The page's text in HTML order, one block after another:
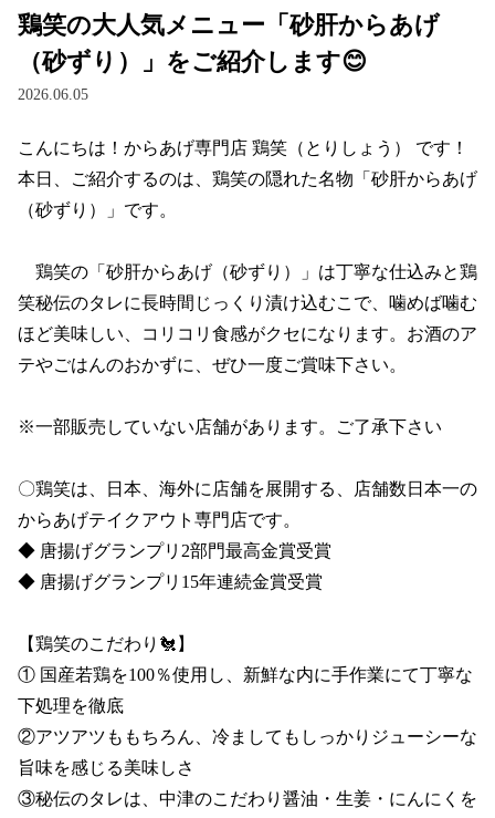
鶏笑の大人気メニュー「砂肝からあげ
（砂ずり）」をご紹介します😊
2026.06.05
こんにちは！からあげ専門店 鶏笑（とりしょう） です！
本日、ご紹介するのは、鶏笑の隠れた名物「砂肝からあげ
（砂ずり）」です。
鶏笑の「砂肝からあげ（砂ずり）」は丁寧な仕込みと鶏
笑秘伝のタレに長時間じっくり漬け込むこで、噛めば噛む
ほど美味しい、コリコリ食感がクセになります。お酒のア
テやごはんのおかずに、ぜひ一度ご賞味下さい。
※一部販売していない店舗があります。ご了承下さい
〇鶏笑は、日本、海外に店舗を展開する、店舗数日本一の
からあげテイクアウト専門店です。
◆ 唐揚げグランプリ2部門最高金賞受賞
◆ 唐揚げグランプリ15年連続金賞受賞
【鶏笑のこだわり🐔】
① 国産若鶏を100％使用し、新鮮な内に手作業にて丁寧な
下処理を徹底
②アツアツももちろん、冷ましてもしっかりジューシーな
旨味を感じる美味しさ
③秘伝のタレは、中津のこだわり醤油・生姜・にんにくを